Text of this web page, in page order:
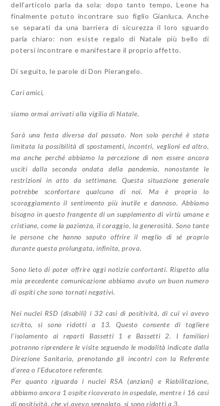
dell’articolo parla da sola: dopo tanto tempo, Leone ha
finalmente potuto incontrare suo figlio Gianluca. Anche
se separati da una barriera di sicurezza il loro sguardo
parla chiaro: non esiste regalo di Natale più bello di
potersi incontrare e manifestare il proprio affetto.
Di seguito, le parole di Don Pierangelo.
Cari amici,
siamo ormai arrivati alla vigilia di Natale.
Sarà una festa diversa dal passato. Non solo perché è stata
limitata la possibilità di spostamenti, incontri, veglioni ed altro,
ma anche perché abbiamo la percezione di non essere ancora
usciti dalla seconda ondata della pandemia, nonostante le
restrizioni in atto da settimane. Questa situazione generale
potrebbe sconfortare qualcuno di noi. Ma è proprio lo
scoraggiamento il sentimento più inutile e dannoso. Abbiamo
bisogno in questo frangente di un supplemento di virtù umane e
cristiane, come la pazienza, il coraggio, la generosità. Sono tante
le persone che hanno saputo offrire il meglio di sé proprio
durante questa prolungata, infinita, prova.
Sono lieto di poter offrire oggi notizie confortanti. Rispetto alla
mia precedente comunicazione abbiamo avuto un buon numero
di ospiti che sono tornati negativi.
Nei nuclei RSD (disabili) i 32 casi di positività, di cui vi avevo
scritto, si sono ridotti a 13. Questo consente di togliere
l’isolamento ai reparti Bassetti 1 e Bassetti 2. I familiari
potranno riprendere le visite seguendo le modalità indicate dalla
Direzione Sanitaria, prenotando gli incontri con la Referente
d’area o l’Educatore referente.
Per quanto riguarda i nuclei RSA (anziani) e Riabilitazione,
abbiamo ancora 1 ospite ricoverato in ospedale, mentre i 16 casi
di positività, che vi avevo segnalato, si sono ridotti a 3.